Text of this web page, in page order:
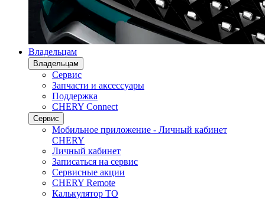
Владельцам
Владельцам
Сервис
Запчасти и аксессуары
Поддержка
CHERY Connect
Сервис
Мобильное приложение - Личный кабинет
CHERY
Личный кабинет
Записаться на сервис
Сервисные акции
CHERY Remote
Калькулятор ТО